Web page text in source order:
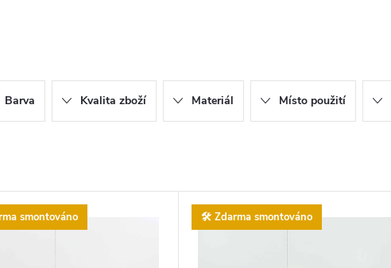
Barva Kvalita zboží Materiál Místo použití
smontováno 🛠️ Zdarma smontováno